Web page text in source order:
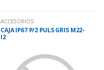
ACCESORIOS
CAJA IP67 P/2 PULS GRIS M22-
I2